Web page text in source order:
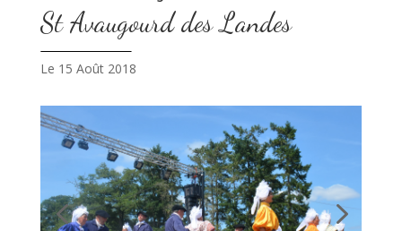
St Avaugourd des Landes
Le 15 Août 2018